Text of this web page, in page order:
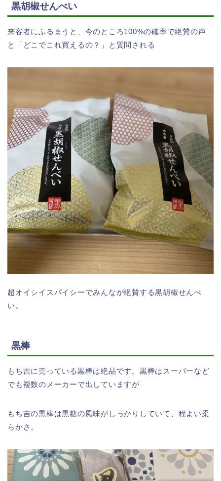
黒胡椒せんべい
来客者にふるまうと、今のところ100%の確率で絶賛の声
と「どこでこれ買えるの？」と質問される
超オイシイスパイシーでみんなが絶賛する黒胡椒せんべ
い。
黒棒
もち吉に売っている黒棒は絶品です。黒棒はスーパーなど
でも複数のメーカーで出していますが
もち吉の黒棒は黒糖の風味がしっかりしていて、程よい柔
らかさ。